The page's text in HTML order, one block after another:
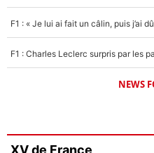
NEWS
XV de France